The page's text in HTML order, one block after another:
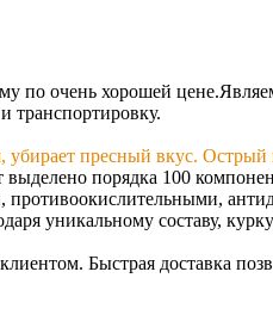
по очень хорошей цене.
транспортировку.
пресный вкус. Острый
порядка 100
уникальному составу,
Быстрая доставка